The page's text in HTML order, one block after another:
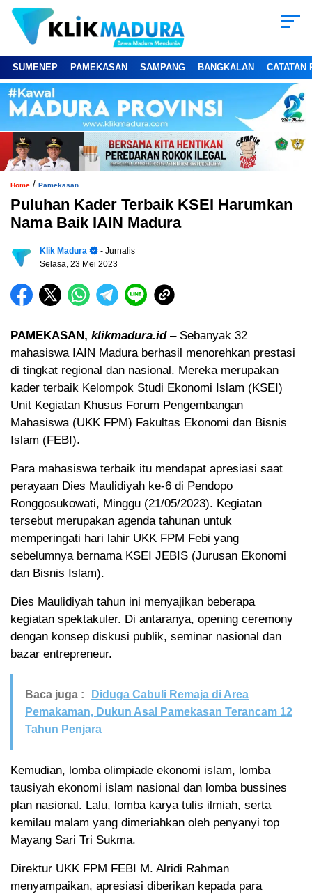
SUMENEP PAMEKASAN SAMPANG BANGKALAN CATATAN
Home / Pamekasan
Puluhan Kader Terbaik KSEI Harumkan
Nama Baik IAIN Madura
Klik Madura
- Jurnalis
Selasa, 23 Mei 2023
PAMEKASAN, klikmadura.id– Sebanyak 32
mahasiswa IAIN Madura berhasil menorehkan prestasi
di tingkat regional dan nasional. Mereka merupakan
kader terbaik Kelompok Studi Ekonomi Islam (KSEI)
Unit Kegiatan Khusus Forum Pengembangan
Mahasiswa (UKK FPM) Fakultas Ekonomi dan Bisnis
Islam (FEBI).
Para mahasiswa terbaik itu mendapat apresiasi saat
perayaan Dies Maulidiyah ke-6 di Pendopo
Ronggosukowati, Minggu (21/05/2023). Kegiatan
tersebut merupakan agenda tahunan untuk
memperingati hari lahir UKK FPM Febi yang
sebelumnya bernama KSEI JEBIS (Jurusan Ekonomi
dan Bisnis Islam).
Dies Maulidiyah tahun ini menyajikan beberapa
kegiatan spektakuler. Di antaranya, opening ceremony
dengan konsep diskusi publik, seminar nasional dan
bazar entrepreneur.
Baca juga :
Diduga Cabuli Remaja di Area
Pemakaman, Dukun Asal Pamekasan Terancam 12
Tahun Penjara
Kemudian, lomba olimpiade ekonomi islam, lomba
tausiyah ekonomi islam nasional dan lomba bussines
plan nasional. Lalu, lomba karya tulis ilmiah, serta
kemilau malam yang dimeriahkan oleh penyanyi top
Mayang Sari Tri Sukma.
Direktur UKK FPM FEBI M. Alridi Rahman
menyampaikan, apresiasi diberikan kepada para